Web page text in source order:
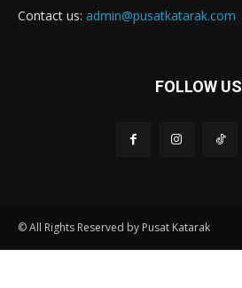
Contact us: admin@pusatkatarak.com
FOLLOW US
© All Rights Reserved by Pusat Katarak